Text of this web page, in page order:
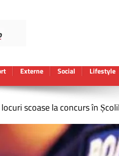
Externe Social Lifestyle
scoase la concurs în